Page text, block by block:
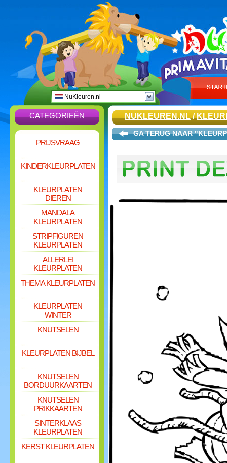
NuKleuren.nl
CATEGORIEËN
PRIJSVRAAG
KINDERKLEURPLATEN
KLEURPLATEN
DIEREN
MANDALA
KLEURPLATEN
STRIPFIGUREN
KLEURPLATEN
ALLERLEI
KLEURPLATEN
THEMA KLEURPLATEN
KLEURPLATEN
WINTER
KNUTSELEN
KLEURPLATEN BIJBEL
KNUTSELEN
BORDUURKAARTEN
KNUTSELEN
PRIKKAARTEN
SINTERKLAAS
KLEURPLATEN
KERST KLEURPLATEN
NUKLEUREN.NL/
GA TERUG NAAR